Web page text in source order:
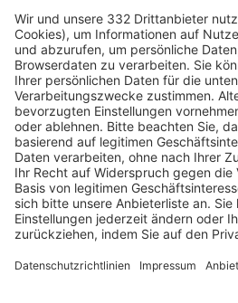
HÄUFIG BESUCHTE
Pässe und Vereinswechsel
Trainerausbildung
Schulungsangebot
BFV-Geschäftsstellen
Trainerbörse
Login SpielPlus
FOLGE DEM BFV